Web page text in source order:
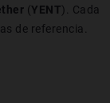
(YENT). Cada
de referencia.